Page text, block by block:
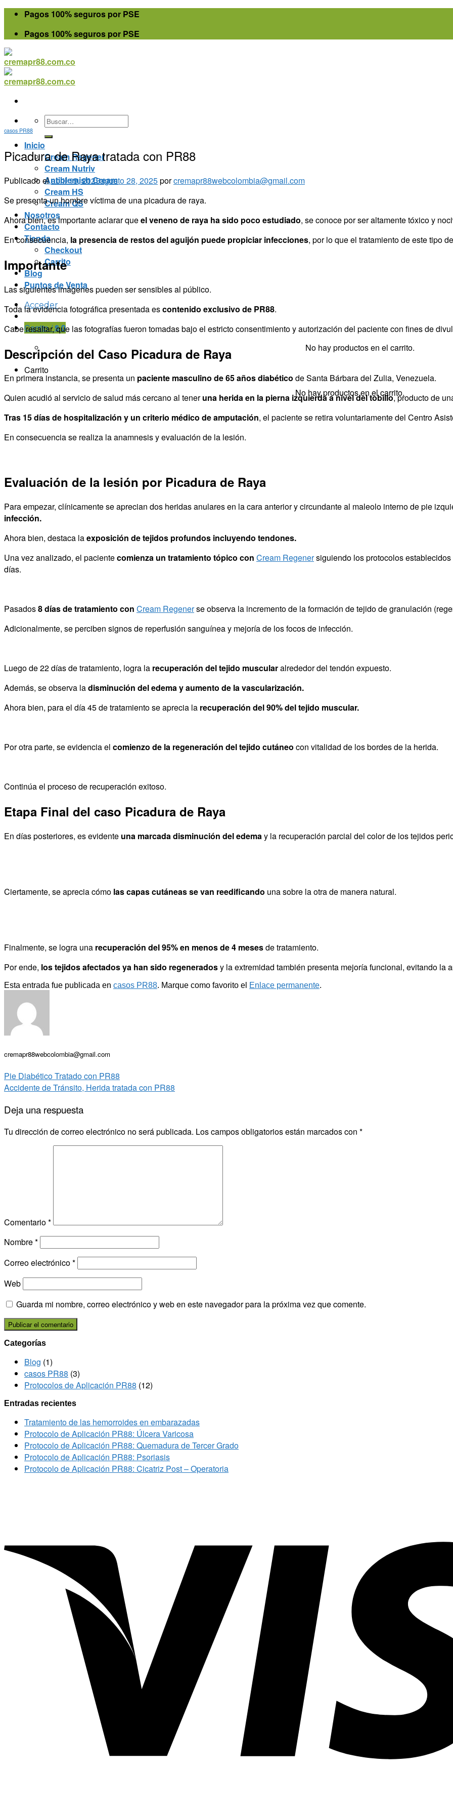
Skip
content
Pagos 100% seguros por PSE
Pagos 100% seguros por PSE
Buscar
Inicio
Cream Regener
Cream Nutriv
Antiblemish Cream
Cream HS
Cream QS
Nosotros
Contacto
Tienda
Checkout
Carrito
Blog
Puntos de Venta
Acceder
Carrito /$0
No hay productos en el carrito.
Carrito
No hay productos en el carrito.
casos PR88
Picadura de Raya tratada con PR88
Publicado elabril 19, 2025agosto 28, 2025porcremapr88webcolombia@gmail.com
Se presenta un hombre víctima de una picadura de raya.
Ahora bien, es importante aclarar queel veneno de raya ha sido poco estudiado, se conoce por ser altamente tóxico y
En consecuencia, la presencia de restos del aguijón puede propiciar infecciones, por lo que el tratamiento de este tipo
Importante
Las siguientes imágenes pueden ser sensibles al público.
Toda la evidencia fotográfica presentada escontenido exclusivo de PR88.
Cabe resaltar, que las fotografías fueron tomadas bajo el estricto consentimiento y autorización del paciente con fines de
Descripción del Caso Picadura de Raya
En primera instancia, se presenta un paciente masculino de 65 años diabético de Santa Bárbara del Zulia, Venezuela.
Quien acudió al servicio de salud más cercano al teneruna herida en la pierna izquierda a nivel del tobillo, producto de
Tras 15 días de hospitalización y un criterio médico de amputación, el paciente se retira voluntariamente del Centro
En consecuencia se realiza la anamnesis y evaluación de la lesión.
Evaluación de la lesión por Picadura de Raya
Para empezar, clínicamente se aprecian dos heridas anulares en la cara anterior y circundante al maleolo interno de pie
infección.
Ahora bien, destaca laexposición de tejidos profundos incluyendo tendones.
Una vez analizado, el pacientecomienza un tratamiento tópico con Cream Regenersiguiendo los protocolos
días.
Pasados8 días de tratamiento con Cream Regenerse observa la incremento de la formación de tejido de granulación
Adicionalmente, se perciben signos de reperfusión sanguínea y mejoría de los focos de infección.
Luego de 22 días de tratamiento, logra la recuperación del tejido muscularalrededor del tendón expuesto.
Además, se observa ladisminución del edema y aumento de la vascularización.
Ahora bien, para el día 45 de tratamiento se aprecia la recuperación del 90% del tejido muscular.
Por otra parte, se evidencia el comienzo de la regeneración del tejido cutáneo con vitalidad de los bordes de la herida.
Continúa el proceso de recuperación exitoso.
Etapa Final del caso Picadura de Raya
En días posteriores, es evidente una marcada disminución del edemay la recuperación parcial del color de los tejidos
Ciertamente, se aprecia cómo las capas cutáneas se van reedificando una sobre la otra de manera natural.
Finalmente, se logra una recuperación del 95% en menos de 4 mesesde tratamiento.
Por ende, los tejidos afectados ya han sido regeneradosy la extremidad también presenta mejoría funcional, evitando la
Esta entrada fue publicada en casos PR88. Marque como favorito el Enlace permanente.
cremapr88webcolombia@gmail.com
Pie Diabético Tratado con PR88
Accidente de Tránsito, Herida tratada con PR88
Deja una respuesta
Tu dirección de correo electrónico no será publicada. Los campos obligatorios están marcados con *
Comentario*
Nombre*
Correo electrónico*
Web
Guarda mi nombre, correo electrónico y web en este navegador para la próxima vez que comente.
Categorías
Blog (1)
casos PR88 (3)
Protocolos de Aplicación PR88 (12)
Entradas recientes
Tratamiento de las hemorroides en embarazadas
Protocolo de Aplicación PR88: Úlcera Varicosa
Protocolo de Aplicación PR88: Quemadura de Tercer Grado
Protocolo de Aplicación PR88: Psoriasis
Protocolo de Aplicación PR88: Cicatriz Post – Operatoria